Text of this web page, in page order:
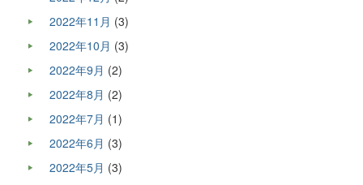
2022年11月 (3)
2022年10月 (3)
2022年9月 (2)
2022年8月 (2)
2022年7月 (1)
2022年6月 (3)
2022年5月 (3)